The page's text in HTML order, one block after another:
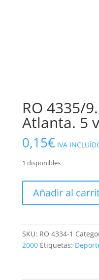
RO 4335/
Atlanta. 5
0,15€ IVA
1 disponibles
4335/9.
de
Atlanta.
Añadir al
SKU: RO 4334-1
2000 Etiquetas: